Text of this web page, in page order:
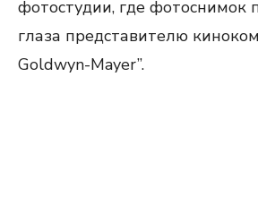
фотостудии, где фотоснимок
глаза представителю
Goldwyn-Mayer”.